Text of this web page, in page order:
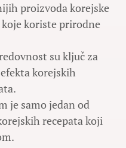
proizvoda korejske
koriste prirodne
su ključ za
korejskih
je samo jedan od
recepata koji